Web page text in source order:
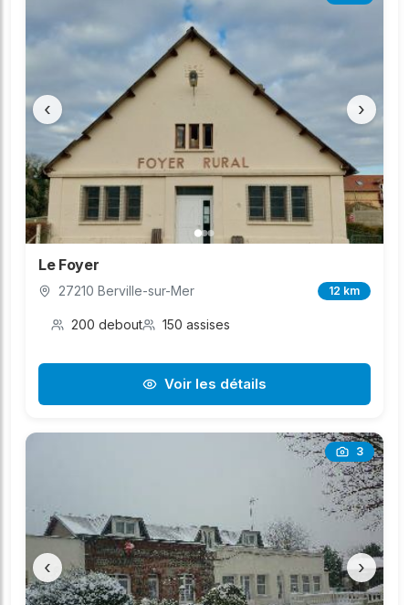
‹ ›
Le Foyer
27210 Berville-sur-Mer 12 km
200 debout 150 assises
Voir les détails
3
‹ ›